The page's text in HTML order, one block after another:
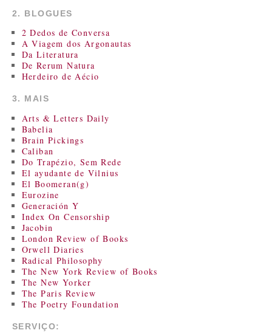
2. BLOGUES
2 Dedos de Conversa
A Viagem dos Argonautas
Da Literatura
De Rerum Natura
Herdeiro de Aécio
3. MAIS
Arts & Letters Daily
Babelia
Brain Pickings
Caliban
Do Trapézio, Sem Rede
El ayudante de Vilnius
El Boomeran(g)
Eurozine
Generación Y
Index On Censorship
Jacobin
London Review of Books
Orwell Diaries
Radical Philosophy
The New York Review of Books
The New Yorker
The Paris Review
The Poetry Foundation
SERVIÇO: